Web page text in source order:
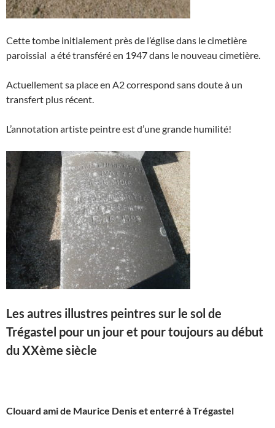
Cette tombe initialement près de l’église dans le cimetière
paroissial a été transféré en 1947 dans le nouveau cimetière.
Actuellement sa place en A2 correspond sans doute à un
transfert plus récent.
L’annotation artiste peintre est d’une grande humilité!
Les autres illustres peintres sur le sol de
Trégastel pour un jour et pour toujours au début
du XXème siècle
Clouard ami de Maurice Denis et enterré à Trégastel